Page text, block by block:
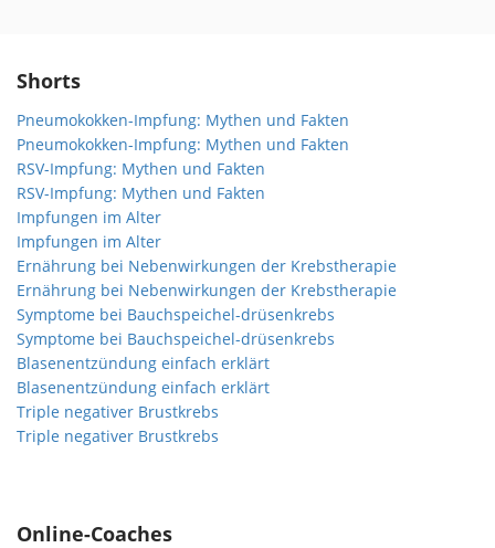
Shorts
Pneumokokken-Impfung: Mythen und Fakten
Pneumokokken-Impfung: Mythen und Fakten
RSV-Impfung: Mythen und Fakten
RSV-Impfung: Mythen und Fakten
Impfungen im Alter
Impfungen im Alter
Ernährung bei Nebenwirkungen der Krebstherapie
Ernährung bei Nebenwirkungen der Krebstherapie
Symptome bei Bauchspeichel-drüsenkrebs
Symptome bei Bauchspeichel-drüsenkrebs
Blasenentzündung einfach erklärt
Blasenentzündung einfach erklärt
Triple negativer Brustkrebs
Triple negativer Brustkrebs
Online-Coaches